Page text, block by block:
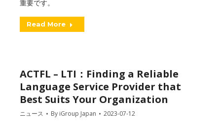
重要です。
Read More
ACTFL – LTI：Finding a Reliable
Language Service Provider that
Best Suits Your Organization
ニュース By iGroup Japan 2023-07-12